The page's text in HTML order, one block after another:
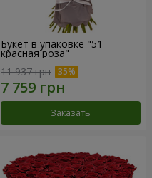
Букет в упаковке "51
красная роза"
11 937 грн
Заказать